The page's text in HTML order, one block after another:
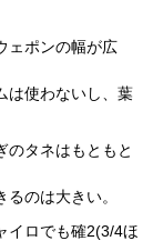
ェポンの幅が広
は使わないし、葉
のタネはもともと
のは大きい。
イロでも確2(3/4ほ